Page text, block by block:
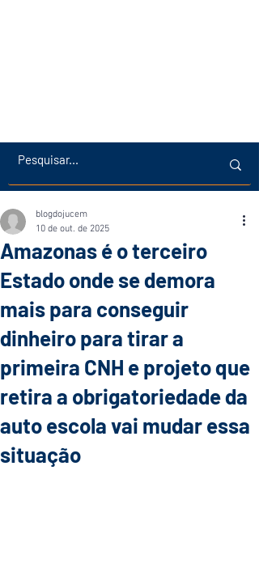
Amazonas é o terceiro
Estado onde se demora
mais para conseguir
dinheiro para tirar a
primeira CNH e projeto que
retira a obrigatoriedade da
auto escola vai mudar essa
situação
blogdojucem
10 de out. de 2025